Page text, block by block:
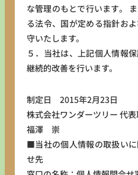
な管理のもとで行います。
る法令、国が定める指針お
守いたします。
５．当社は、上記個人情報
継続的改善を行います。
制定日 2015年2月23日
株式会社ワンダーツリー 代
福澤 崇
■当社の個人情報の取扱い
せ先